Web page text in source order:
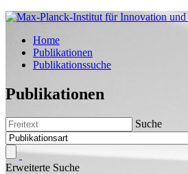
Home
Publikationen
Publikationssuche
Publikationen
Suche
Erweiterte Suche